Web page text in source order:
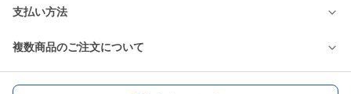
支払い方法
複数商品のご注文について